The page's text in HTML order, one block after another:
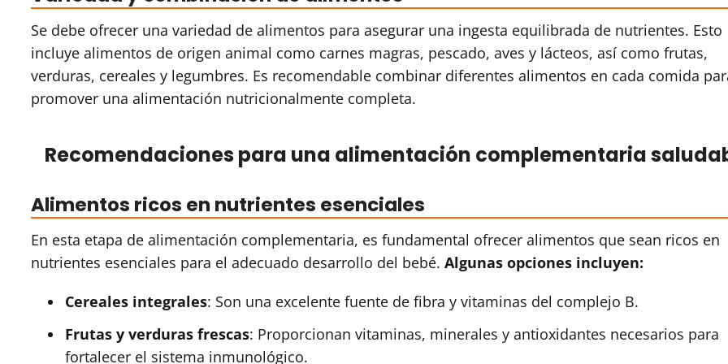
Se debe ofrecer una variedad de alimentos para asegurar una ingesta equilibrada de nutrientes. Esto
incluye alimentos de origen animal como carnes magras, pescado, aves y lácteos, así como frutas,
verduras, cereales y legumbres. Es recomendable combinar diferentes alimentos en cada comida
promover una alimentación nutricionalmente completa.
Recomendaciones para una alimentación complementaria
Alimentos ricos en nutrientes esenciales
En esta etapa de alimentación complementaria, es fundamental ofrecer alimentos que sean ricos en
nutrientes esenciales para el adecuado desarrollo del bebé. Algunas opciones incluyen:
Cereales integrales: Son una excelente fuente de fibra y vitaminas del complejo B.
Frutas y verduras frescas: Proporcionan vitaminas, minerales y antioxidantes necesarios para
fortalecer el sistema inmunológico.